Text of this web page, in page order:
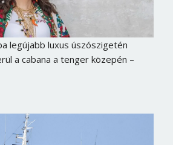
legújabb luxus úszószigetén
a cabana a tenger közepén –